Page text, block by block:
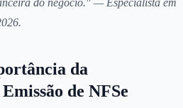
da
de NFSe